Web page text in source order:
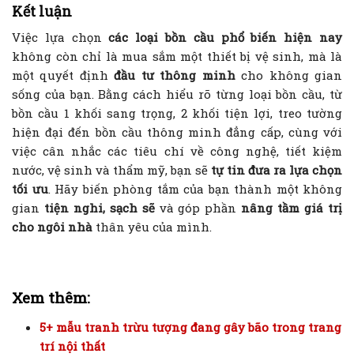
Kết luận
Việc lựa chọncác loại bồn cầu phổ biến hiện nay
không còn chỉ là mua sắm một thiết bị vệ sinh, mà là
một quyết địnhđầu tư thông minhcho không gian
sống của bạn. Bằng cách hiểu rõ từng loại bồn cầu, từ
bồn cầu 1 khối sang trọng, 2 khối tiện lợi, treo tường
hiện đại đến bồn cầu thông minh đẳng cấp, cùng với
việc cân nhắc các tiêu chí về công nghệ, tiết kiệm
nước, vệ sinh và thẩm mỹ, bạn sẽ tự tin đưa ra lựa chọn
tối ưu. Hãy biến phòng tắm của bạn thành một không
gian tiện nghi, sạch sẽvà góp phần nâng tầm giá trị
cho ngôi nhà thân yêu của mình.
Xem thêm:
5+ mẫu tranh trừu tượng đang gây bão trong trang
trí nội thất